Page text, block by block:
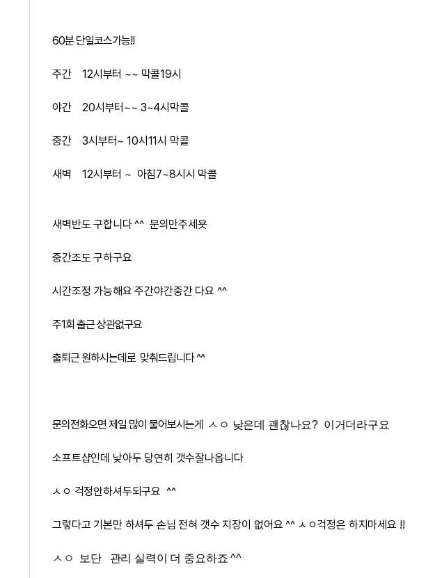
60분 단일코스가능!!
주간 12시부터 ~~ 막콜19시
야간 20시부터~~ 3~4시막콜
중간 3시부터~ 10시11시 막콜
새벽 12시부터 ~ 아침7~8시시 막콜
새벽반도 구합니다 ^^ 문의만주세욧
중간조도 구하구요
시간조정 가능해요 주간야간중간 다요 ^^
주1회 출근 상관없구요
출퇴근 원하시는데로 맞춰드립니다 ^^
문의전화오면 제일 많이 물어보시는게 ㅅㅇ 낮은데 괜찮나요? 이거더라구요
소프트샵인데 낮아두 당연히 갯수잘나옵니다
ㅅㅇ 걱정안하셔두되구요 ^^
그렇다고 기본만 하셔두 손님 전혀 갯수 지장이 없어요 ^^ ㅅㅇ걱정은 하지마세요 !!
ㅅㅇ 보단 관리 실력이 더 중요하죠 ^^